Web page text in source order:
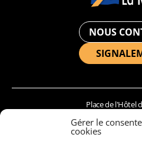
Gérer le
cookies
NOUS
Place de l'Hôtel